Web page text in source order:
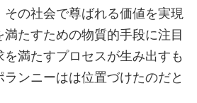
の社会で尊ばれる価値を実現
満たすための物質的手段に注目
を満たすプロセスが生み出すも
ンニーはは位置づけたのだと